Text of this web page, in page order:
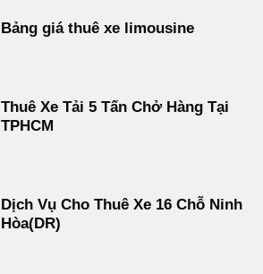
Bảng giá thuê xe limousine
Thuê Xe Tải 5 Tấn Chở Hàng Tại
TPHCM
Dịch Vụ Cho Thuê Xe 16 Chỗ Ninh
Hòa(DR)